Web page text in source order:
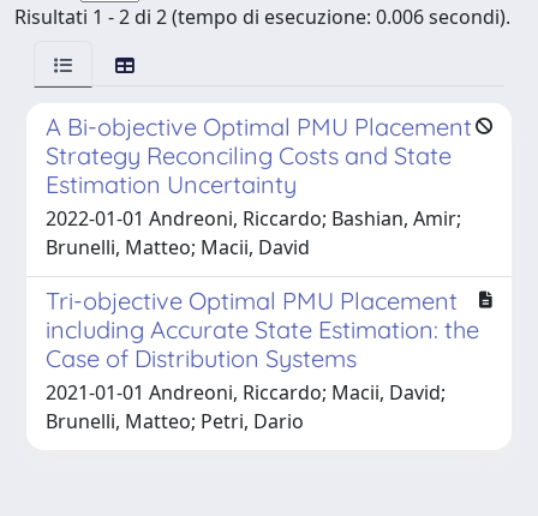
Risultati 1 - 2 di 2 (tempo di esecuzione: 0.006 secondi).
A Bi-objective Optimal PMU Placement
Strategy Reconciling Costs and State
Estimation Uncertainty
2022-01-01 Andreoni, Riccardo; Bashian, Amir;
Brunelli, Matteo; Macii, David
Tri-objective Optimal PMU Placement
including Accurate State Estimation: the
Case of Distribution Systems
2021-01-01 Andreoni, Riccardo; Macii, David;
Brunelli, Matteo; Petri, Dario